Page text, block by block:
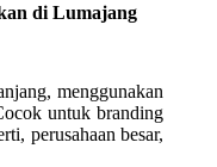
di Lumajang
menggunakan
untuk branding
perusahaan besar,